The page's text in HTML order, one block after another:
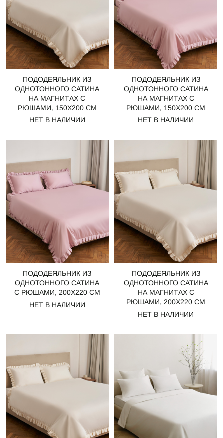
ПОДОДЕЯЛЬНИК ИЗ
ОДНОТОННОГО САТИНА
НА МАГНИТАХ С
РЮШАМИ, 150Х200 СМ
НЕТ В НАЛИЧИИ
ПОДОДЕЯЛЬНИК ИЗ
ОДНОТОННОГО САТИНА
НА МАГНИТАХ С
РЮШАМИ, 150Х200 СМ
НЕТ В НАЛИЧИИ
ПОДОДЕЯЛЬНИК ИЗ
ОДНОТОННОГО САТИНА
С РЮШАМИ, 200Х220 СМ
НЕТ В НАЛИЧИИ
ПОДОДЕЯЛЬНИК ИЗ
ОДНОТОННОГО САТИНА
НА МАГНИТАХ С
РЮШАМИ, 200Х220 СМ
НЕТ В НАЛИЧИИ